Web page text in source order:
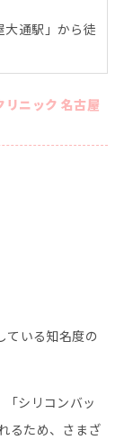
大通駅」から徒
ニック 名古屋
ている知名度の
シリコンバッ
るため、さまざ